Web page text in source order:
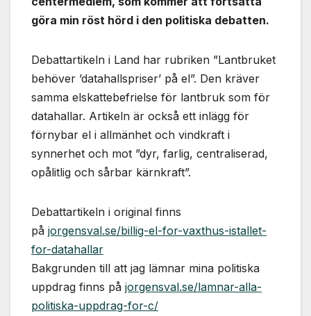
göra min röst hörd i den politiska debatten.
Debattartikeln i Land har rubriken ”Lantbruket
behöver ’datahallspriser’ på el”. Den kräver
samma elskattebefrielse för lantbruk som för
datahallar. Artikeln är också ett inlägg för
förnybar el i allmänhet och vindkraft i
synnerhet och mot ”dyr, farlig, centraliserad,
opålitlig och sårbar kärnkraft”.
Debattartikeln i original finns
på jorgensval.se/billig-el-for-vaxthus-istallet-
for-datahallar
Bakgrunden till att jag lämnar mina politiska
uppdrag finns på jorgensval.se/lamnar-alla-
politiska-uppdrag-for-c/